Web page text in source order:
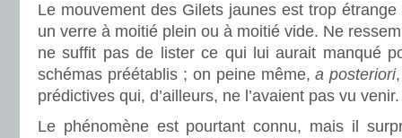
Le mouvement des Gilets jaunes est trop étrange
un verre à moitié plein ou à moitié vide. Ne
ne suffit pas de lister ce qui lui aurait manqué
schémas préétablis ; on peine même,a posteriori
prédictives qui, d’ailleurs, ne l’avaient pas vu venir.
Le phénomène est pourtant connu, mais il